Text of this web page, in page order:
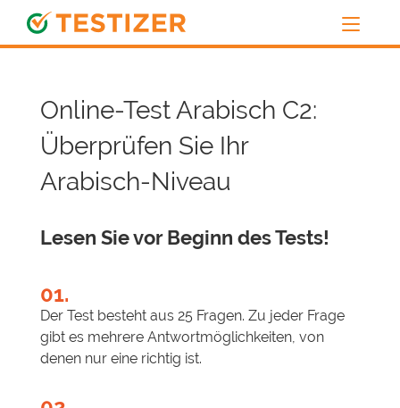
Online-Test Arabisch C2:
Überprüfen Sie Ihr
Arabisch-Niveau
Lesen Sie vor Beginn des Tests!
01.
Der Test besteht aus 25 Fragen. Zu jeder Frage
gibt es mehrere Antwortmöglichkeiten, von
denen nur eine richtig ist.